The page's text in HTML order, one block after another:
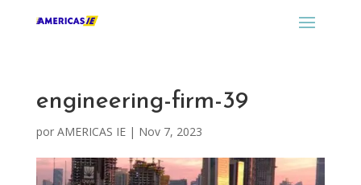
engineering-firm-39
por AMERICAS IE| Nov 7, 2023